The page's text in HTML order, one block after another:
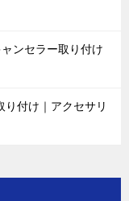
ンセラー取り付け
付け｜アクセサリ